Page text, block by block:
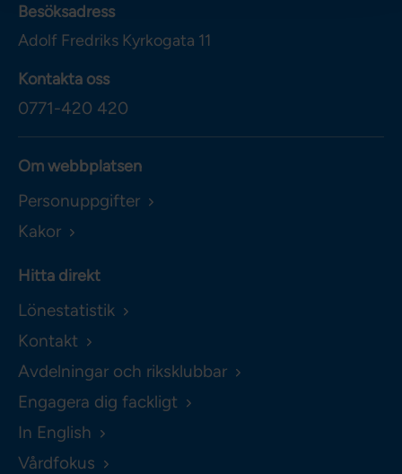
Besöksadress
Adolf Fredriks Kyrkogata 11
Kontakta oss
0771-420 420
Om webbplatsen
Personuppgifter
Kakor
Hitta direkt
Lönestatistik
Kontakt
Avdelningar och riksklubbar
Engagera dig fackligt
In English
Vårdfokus